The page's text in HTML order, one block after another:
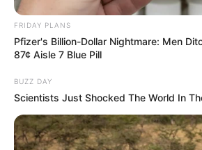
FRIDAY PLANS
Pfizer's Billion-Dollar Nightmare: Men
87¢ Aisle 7 Blue Pill
BUZZ DAY
Scientists Just Shocked The World In